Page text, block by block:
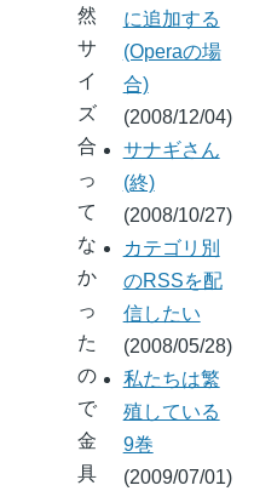
然
サ
イ
ズ
合
っ
て
な
か
っ
た
の
で
金
具
に追加する
(Operaの場
合)
(2008/12/04)
サナギさん
(終)
(2008/10/27)
カテゴリ別
のRSSを配
信したい
(2008/05/28)
私たちは繁
殖している
9巻
(2009/07/01)